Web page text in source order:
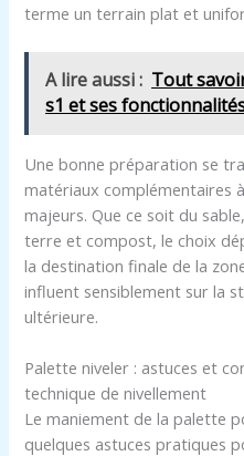
terme un terrain plat et
A lire aussi : Tout
s1 et ses
Une bonne préparation se
matériaux complémentaires
majeurs. Que ce soit du
terre et compost, le choix
la destination finale de la
influent sensiblement sur la
ultérieure.
Palette niveler : astuces et
technique de nivellement
Le maniement de la palette
quelques astuces pratiques